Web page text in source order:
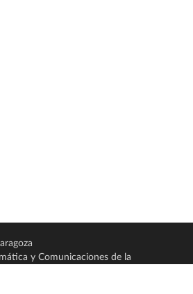
y Comunicaciones de la